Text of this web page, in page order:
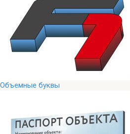
Объемные буквы